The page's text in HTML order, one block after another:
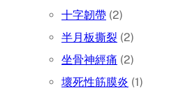
十字韌帶 (2)
半月板撕裂 (2)
坐骨神經痛 (2)
壞死性筋膜炎 (1)